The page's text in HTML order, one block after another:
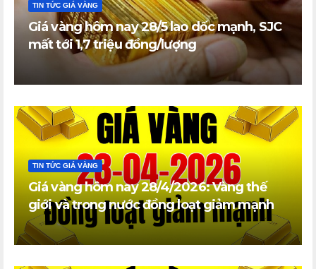
TIN TỨC GIÁ VÀNG
Giá vàng hôm nay 28/5 lao dốc mạnh, SJC
mất tới 1,7 triệu đồng/lượng
TIN TỨC GIÁ VÀNG
Giá vàng hôm nay 28/4/2026: Vàng thế
giới và trong nước đồng loạt giảm mạnh